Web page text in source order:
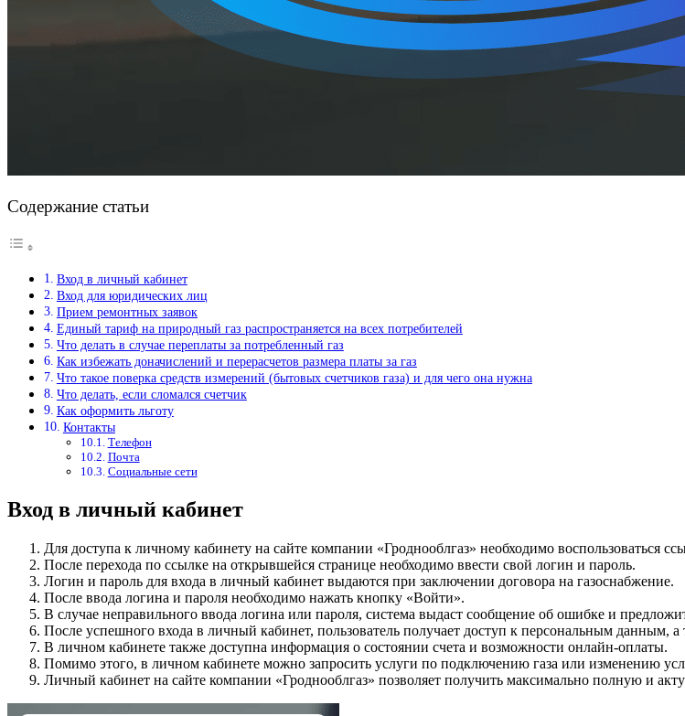
Содержание статьи
Вход в личный кабинет
Вход для юридических лиц
Прием ремонтных заявок
Единый тариф на природный газ распространяется на всех потребителей
Что делать в случае переплаты за потребленный газ
Как избежать доначислений и перерасчетов размера платы за газ
Что такое поверка средств измерений (бытовых счетчиков газа) и для чего она нужна
Что делать, если сломался счетчик
Как оформить льготу
Контакты
Телефон
Почта
Социальные сети
Вход в личный кабинет
Для доступа к личному кабинету на сайте компании «Гроднооблгаз» необходимо воспользоваться
После перехода по ссылке на открывшейся странице необходимо ввести свой логин и пароль.
Логин и пароль для входа в личный кабинет выдаются при заключении договора на газоснабжение.
После ввода логина и пароля необходимо нажать кнопку «Войти».
В случае неправильного ввода логина или пароля, система выдаст сообщение об ошибке и
После успешного входа в личный кабинет, пользователь получает доступ к персональным данным,
В личном кабинете также доступна информация о состоянии счета и возможности онлайн-оплаты.
Помимо этого, в личном кабинете можно запросить услуги по подключению газа или изменению
Личный кабинет на сайте компании «Гроднооблгаз» позволяет получить максимально полную и